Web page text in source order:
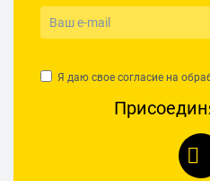
Я даю свое согласие на